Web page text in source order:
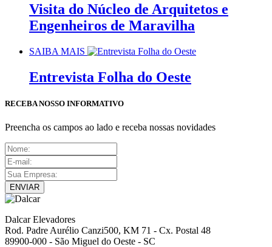
Visita do Núcleo de Arquitetos e
Engenheiros de Maravilha
SAIBA MAIS
Entrevista Folha do Oeste
RECEBA NOSSO INFORMATIVO
Preencha os campos ao lado e receba nossas novidades
ENVIAR
Dalcar Elevadores
Rod. Padre Aurélio Canzi500, KM 71 - Cx. Postal 48
89900-000 - São Miguel do Oeste - SC